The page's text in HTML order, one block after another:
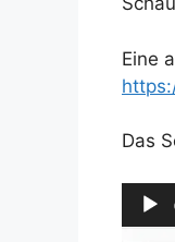
Eine
Das
Audio-
Player